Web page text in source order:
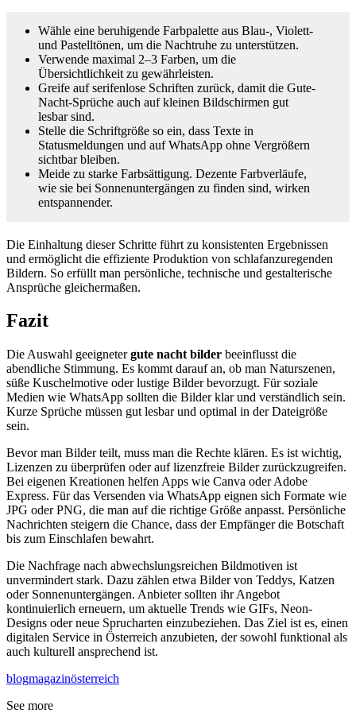
Wähle eine beruhigende Farbpalette aus Blau-, Violett-
und Pastelltönen, um die Nachtruhe zu unterstützen.
Verwende maximal 2–3 Farben, um die
Übersichtlichkeit zu gewährleisten.
Greife auf serifenlose Schriften zurück, damit die Gute-
Nacht-Sprüche auch auf kleinen Bildschirmen gut
lesbar sind.
Stelle die Schriftgröße so ein, dass Texte in
Statusmeldungen und auf WhatsApp ohne Vergrößern
sichtbar bleiben.
Meide zu starke Farbsättigung. Dezente Farbverläufe,
wie sie bei Sonnenuntergängen zu finden sind, wirken
entspannender.
Die Einhaltung dieser Schritte führt zu konsistenten Ergebnissen
und ermöglicht die effiziente Produktion von schlafanzuregenden
Bildern. So erfüllt man persönliche, technische und gestalterische
Ansprüche gleichermaßen.
Fazit
Die Auswahl geeignetergute nacht bilder beeinflusst die
abendliche Stimmung. Es kommt darauf an, ob man Naturszenen,
süße Kuschelmotive oder lustige Bilder bevorzugt. Für soziale
Medien wie WhatsApp sollten die Bilder klar und verständlich sein.
Kurze Sprüche müssen gut lesbar und optimal in der Dateigröße
sein.
Bevor man Bilder teilt, muss man die Rechte klären. Es ist wichtig,
Lizenzen zu überprüfen oder auf lizenzfreie Bilder zurückzugreifen.
Bei eigenen Kreationen helfen Apps wie Canva oder Adobe
Express. Für das Versenden via WhatsApp eignen sich Formate wie
JPG oder PNG, die man auf die richtige Größe anpasst. Persönliche
Nachrichten steigern die Chance, dass der Empfänger die Botschaft
bis zum Einschlafen bewahrt.
Die Nachfrage nach abwechslungsreichen Bildmotiven ist
unvermindert stark. Dazu zählen etwa Bilder von Teddys, Katzen
oder Sonnenuntergängen. Anbieter sollten ihr Angebot
kontinuierlich erneuern, um aktuelle Trends wie GIFs, Neon-
Designs oder neue Sprucharten einzubeziehen. Das Ziel ist es, einen
digitalen Service in Österreich anzubieten, der sowohl funktional als
auch kulturell ansprechend ist.
blogmagazinösterreich
See more